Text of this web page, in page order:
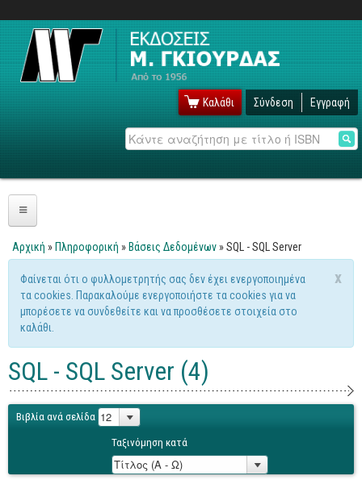
Καλάθι Σύνδεση Εγγραφή
Αναζήτηση
Πληροφορική
Λειτουργικά
Windows
Linux
Unix
Γενικά
Microsoft Office
Είστε εδώ
Αρχική » Πληροφορική » Βάσεις Δεδομένων » SQL - SQL Server
x
Μήνυμα προειδοποίησης
Φαίνεται ότι ο φυλλομετρητής σας δεν έχει ενεργοποιημένα
τα cookies. Παρακαλούμε ενεργοποιήστε τα cookies για να
μπορέσετε να συνδεθείτε και να προσθέσετε στοιχεία στο
καλάθι.
SQL - SQL Server (4)
Βιβλία ανά σελίδα
Ταξινόμηση κατά